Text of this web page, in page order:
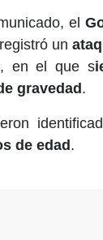
el
un
en el que s
gravedad.
de edad .